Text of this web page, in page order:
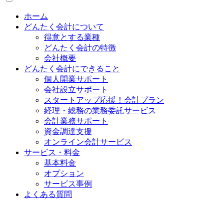
ホーム
どんたく会計について
得意とする業種
どんたく会計の特徴
会社概要
どんたく会計にできること
個人開業サポート
会社設立サポート
スタートアップ応援！会計プラン
経理・総務の業務委託サービス
会計業務サポート
資金調達支援
オンライン会計サービス
サービス・料金
基本料金
オプション
サービス事例
よくある質問